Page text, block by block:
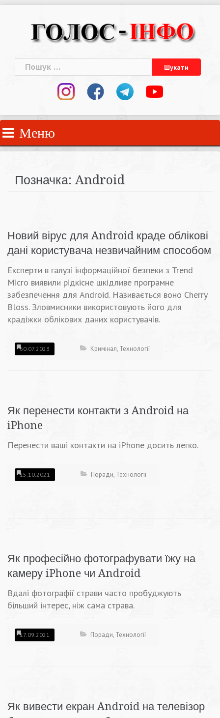
Пошук:
Меню
Позначка: Android
Новий вірус для Android краде облікові
дані користувача незвичайним способом
Експерти в галузі інформаційної безпеки з Trend
Micro виявили рідкісне шкідливе програмне
забезпечення для Android. Називається воно Cherry
Bloss. Зловмисники використовують його для
крадіжки облікових даних користувачів.
30.07.2023 Кримінал, Технології
Як перенести контакти з Android на
iPhone
Перенести ваші контакти на iPhone досить легко.
15.10.2021 Поради, Технології
Як професійно фотографувати їжу на
камеру iPhone чи Android
Вдалі фотографії страви часто пробуджують
більший інтерес, ніж сама страва.
17.09.2021 Поради, Технології
Як вивести екран Android на телевізор